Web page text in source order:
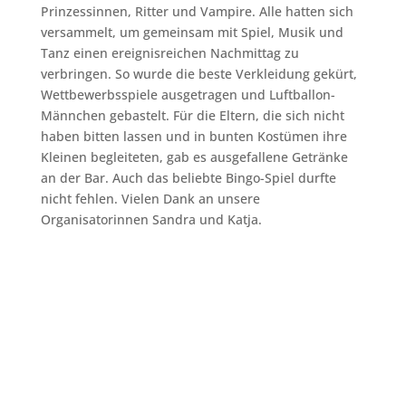
Prinzessinnen, Ritter und Vampire. Alle hatten sich
versammelt, um gemeinsam mit Spiel, Musik und
Tanz einen ereignisreichen Nachmittag zu
verbringen. So wurde die beste Verkleidung gekürt,
Wettbewerbsspiele ausgetragen und Luftballon-
Männchen gebastelt. Für die Eltern, die sich nicht
haben bitten lassen und in bunten Kostümen ihre
Kleinen begleiteten, gab es ausgefallene Getränke
an der Bar. Auch das beliebte Bingo-Spiel durfte
nicht fehlen. Vielen Dank an unsere
Organisatorinnen Sandra und Katja.